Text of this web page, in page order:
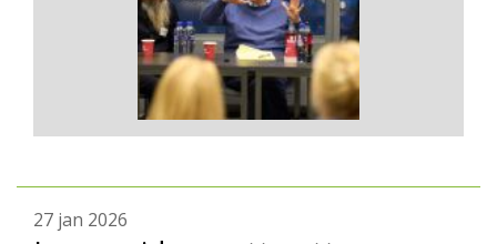
27 jan 2026